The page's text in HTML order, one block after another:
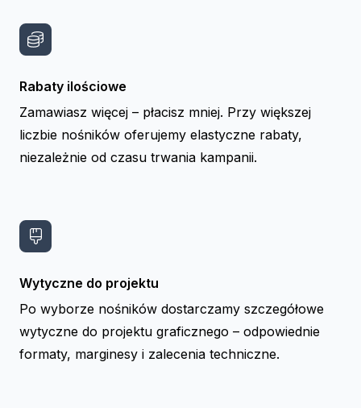
Rabaty ilościowe
Zamawiasz więcej – płacisz mniej. Przy większej
liczbie nośników oferujemy elastyczne rabaty,
niezależnie od czasu trwania kampanii.
Wytyczne do projektu
Po wyborze nośników dostarczamy szczegółowe
wytyczne do projektu graficznego – odpowiednie
formaty, marginesy i zalecenia techniczne.